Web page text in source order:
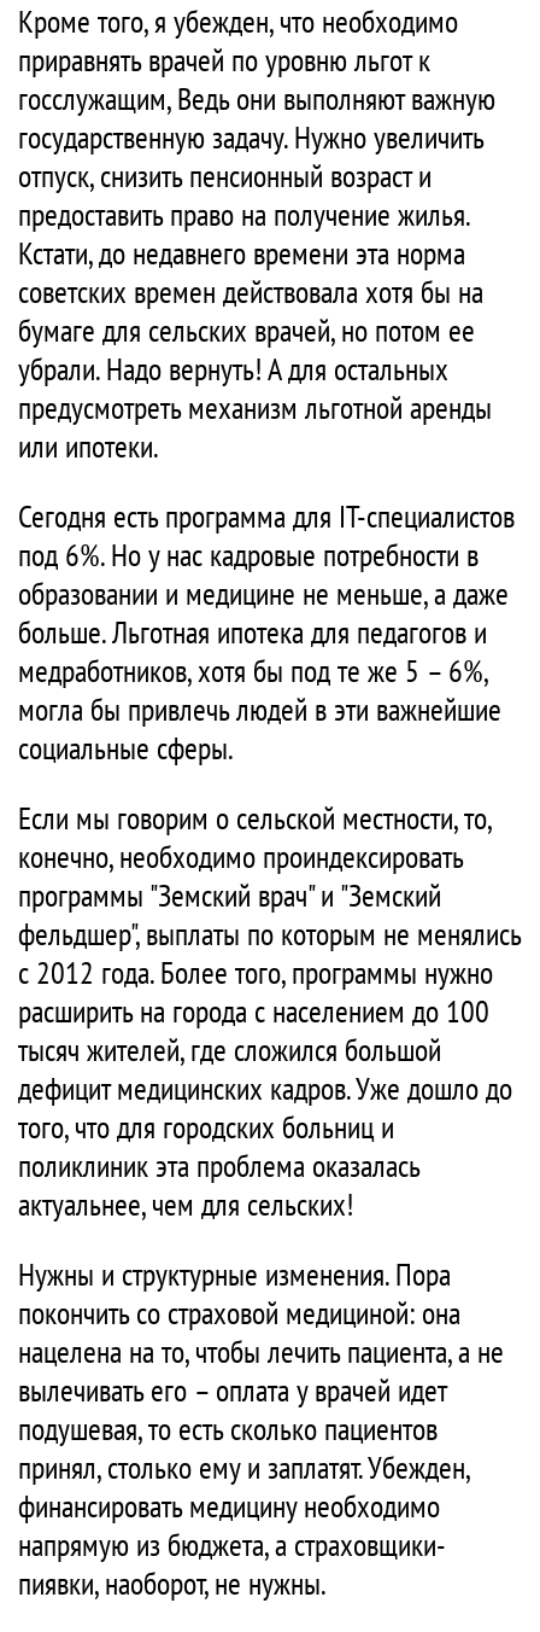
Кроме того, я убежден, что необходимо
приравнять врачей по уровню льгот к
госслужащим, Ведь они выполняют важную
государственную задачу. Нужно увеличить
отпуск, снизить пенсионный возраст и
предоставить право на получение жилья.
Кстати, до недавнего времени эта норма
советских времен действовала хотя бы на
бумаге для сельских врачей, но потом ее
убрали. Надо вернуть! А для остальных
предусмотреть механизм льготной аренды
или ипотеки.
Сегодня есть программа для IT-специалистов
под 6%. Но у нас кадровые потребности в
образовании и медицине не меньше, а даже
больше. Льготная ипотека для педагогов и
медработников, хотя бы под те же 5 – 6%,
могла бы привлечь людей в эти важнейшие
социальные сферы.
Если мы говорим о сельской местности, то,
конечно, необходимо проиндексировать
программы "Земский врач" и "Земский
фельдшер", выплаты по которым не менялись
с 2012 года. Более того, программы нужно
расширить на города с населением до 100
тысяч жителей, где сложился большой
дефицит медицинских кадров. Уже дошло до
того, что для городских больниц и
поликлиник эта проблема оказалась
актуальнее, чем для сельских!
Нужны и структурные изменения. Пора
покончить со страховой медициной: она
нацелена на то, чтобы лечить пациента, а не
вылечивать его – оплата у врачей идет
подушевая, то есть сколько пациентов
принял, столько ему и заплатят. Убежден,
финансировать медицину необходимо
напрямую из бюджета, а страховщики-
пиявки, наоборот, не нужны.